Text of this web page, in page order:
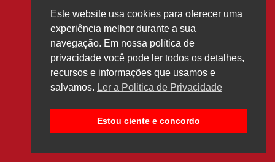
Siga-nos
Este website usa cookies para oferecer uma
experiência melhor durante a sua
navegação. Em nossa política de
privacidade você pode ler todos os detalhes,
recursos e informações que usamos e
salvamos. Ler a Politica de Privacidade
Estou ciente e concordo